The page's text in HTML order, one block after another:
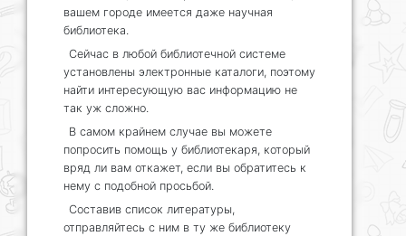
вашем городе имеется даже научная
библиотека.
Сейчас в любой библиотечной системе
установлены электронные каталоги, поэтому
найти интересующую вас информацию не
так уж сложно.
В самом крайнем случае вы можете
попросить помощь у библиотекаря, который
вряд ли вам откажет, если вы обратитесь к
нему с подобной просьбой.
Составив список литературы,
отправляйтесь с ним в ту же библиотеку